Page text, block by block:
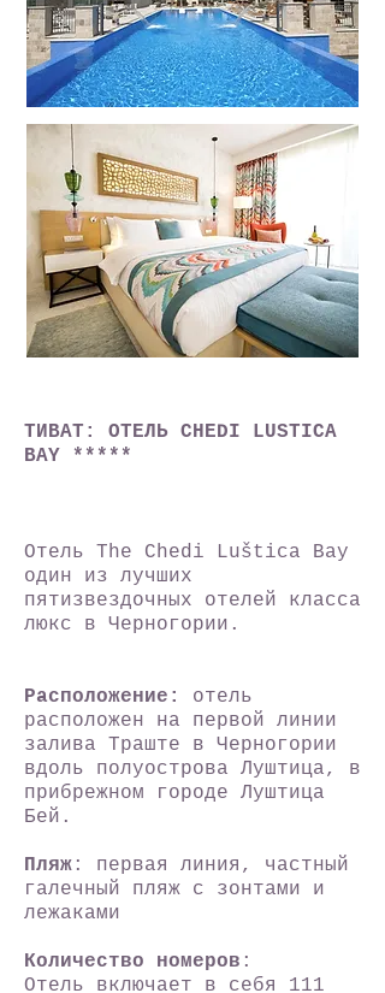
ТИВАТ: ОТЕЛЬ CHEDI LUSTICA
BAY *****
Отель The Chedi Luštica Bay
один из лучших
пятизвездочных отелей класса
люкс в Черногории.
Расположение: отель
расположен на первой линии
залива Траште в Черногории
вдоль полуострова Луштица, в
прибрежном городе Луштица
Бей.
Пляж : первая линия, частный
галечный пляж с зонтами и
лежаками
Количество номеров :
Отель включает в себя 111